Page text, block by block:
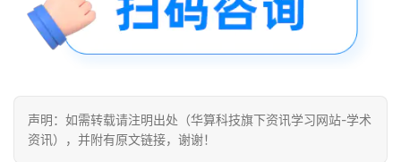
货
顶
声明：如需转载请注明出处（华算科技旗下资讯学习网站-学术
资讯），并附有原文链接，谢谢！